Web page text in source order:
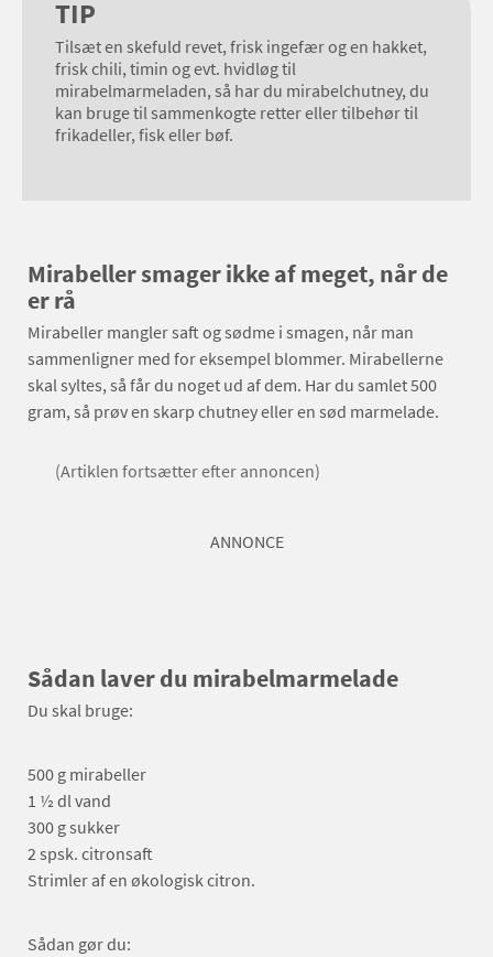
TIP
Tilsæt en skefuld revet, frisk ingefær og en hakket,
frisk chili, timin og evt. hvidløg til
mirabelmarmeladen, så har du mirabelchutney, du
kan bruge til sammenkogte retter eller tilbehør til
frikadeller, fisk eller bøf.
Mirabeller smager ikke af meget, når de
er rå
Mirabeller mangler saft og sødme i smagen, når man
sammenligner med for eksempel blommer. Mirabellerne
skal syltes, så får du noget ud af dem. Har du samlet 500
gram, så prøv en skarp chutney eller en sød marmelade.
(Artiklen fortsætter efter annoncen)
ANNONCE
Sådan laver du mirabelmarmelade
Du skal bruge:
500 g mirabeller
1 ½ dl vand
300 g sukker
2 spsk. citronsaft
Strimler af en økologisk citron.
Sådan gør du: